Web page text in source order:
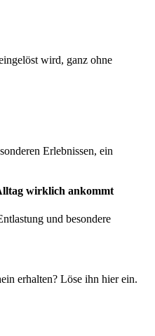
wird, ganz ohne
Erlebnissen, ein
wirklich ankommt
und besondere
erhalten? Löse ihn hier ein.